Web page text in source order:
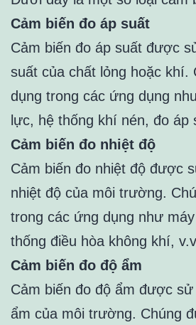
Cảm biến đo áp suất
Cảm biến đo áp suất được
suất của chất lỏng hoặc khí.
dụng trong các ứng dụng
lực, hệ thống khí nén, đo áp
Cảm biến đo nhiệt độ
Cảm biến đo nhiệt độ được
nhiệt độ của môi trường.
trong các ứng dụng như
thống điều hòa không khí,
Cảm biến đo độ ẩm
Cảm biến đo độ ẩm được
ẩm của môi trường. Chúng